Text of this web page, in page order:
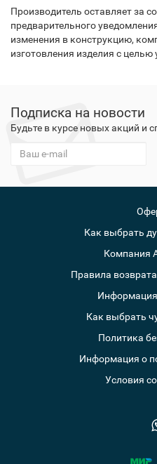
Производитель оставляет за
предварительного
изменения в конструкцию,
изготовления изделия с целью
Подписка на новости
Будьте в курсе новых акций и
Как выбрать
Компания
Правила
Информация
Как выбрать
Политика
Информация о
Условия